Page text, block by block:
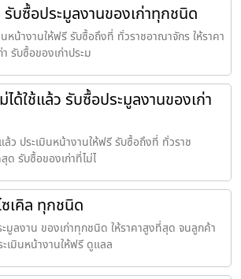
รับซื้อประมูลงานของเก่าทุกชนิด
นหน้างานให้ฟรี รับซื้อถึงที่ ทั่วราชอาณาจักร ให้ราคา
รับซื้อของเก่าประม
ได้ใช้แล้ว รับซื้อประมูลงานของเก่า
ล้ว ประเมินหน้างานให้ฟรี รับซื้อถึงที่ ทั่วราช
ด รับซื้อของเก่าที่ไม่ไ
เคิล ทุกชนิด
ะมูลงาน ของเก่าทุกชนิด ให้ราคาสูงที่สุด จนลูกค้า
เมินหน้างานให้ฟรี ดูแลล